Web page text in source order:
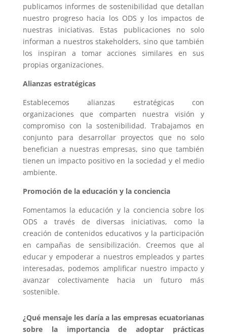
publicamos informes de sostenibilidad que detallan
nuestro progreso hacia los ODS y los impactos de
nuestras iniciativas. Estas publicaciones no solo
informan a nuestros stakeholders, sino que también
los inspiran a tomar acciones similares en sus
propias organizaciones.
Alianzas estratégicas
Establecemos alianzas estratégicas con
organizaciones que comparten nuestra visión y
compromiso con la sostenibilidad. Trabajamos en
conjunto para desarrollar proyectos que no solo
benefician a nuestras empresas, sino que también
tienen un impacto positivo en la sociedad y el medio
ambiente.
Promoción de la educación y la conciencia
Fomentamos la educación y la conciencia sobre los
ODS a través de diversas iniciativas, como la
creación de contenidos educativos y la participación
en campañas de sensibilización. Creemos que al
educar y empoderar a nuestros empleados y partes
interesadas, podemos amplificar nuestro impacto y
avanzar colectivamente hacia un futuro más
sostenible.
¿Qué mensaje les daría a las empresas ecuatorianas
sobre la importancia de adoptar prácticas